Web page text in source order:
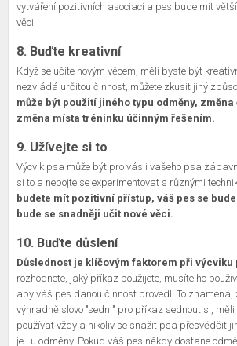
vytváření pozitivních asociací a pes bude mít
věci.
8. Buďte kreativní
Když se učíte novým věcem, měli byste být
nezvládá určitou činnost, můžete zkusit jiný
může být použití jiného typu odměny,
změna místa tréninku účinným řešením.
9. Užívejte si to
Výcvik psa může být pro vás i vašeho psa
si to a nebojte se experimentovat s různými
budete mít pozitivní přístup, váš pes se
bude se snadněji učit nové věci.
10. Buďte důslení
Důslednost je klíčovým faktorem při výcviku
rozhodnete, jaký příkaz použijete, musíte ho
aby váš pes danou činnost provedl. To znamená,
výhradně slovo "sedni" pro příkaz sednout si, měli
používat vždy a nikoliv se snažit psa přesvědčit
je i u odměny. Pokud váš pes někdy dostane